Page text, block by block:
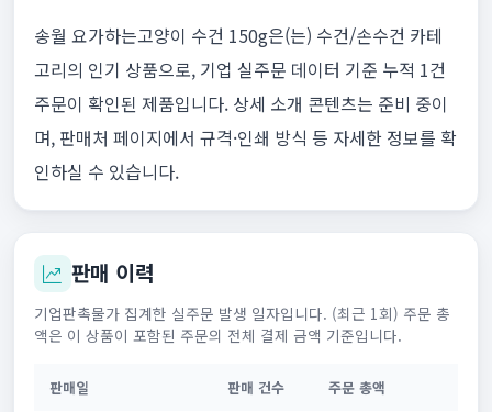
송월 요가하는고양이 수건 150g은(는) 수건/손수건 카테
고리의 인기 상품으로, 기업 실주문 데이터 기준 누적 1건
주문이 확인된 제품입니다. 상세 소개 콘텐츠는 준비 중이
며, 판매처 페이지에서 규격·인쇄 방식 등 자세한 정보를 확
인하실 수 있습니다.
판매 이력
기업판촉물가 집계한 실주문 발생 일자입니다. (최근 1회) 주문 총
액은 이 상품이 포함된 주문의 전체 결제 금액 기준입니다.
판매일 판매 건수 주문 총액